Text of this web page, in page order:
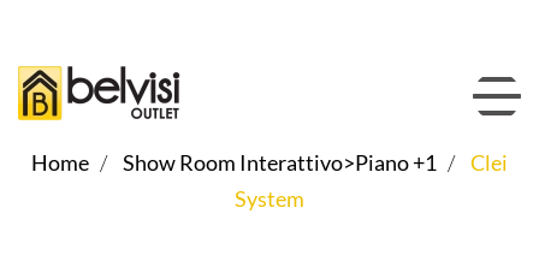
Home Show Room Interattivo>Piano +1
Clei
System